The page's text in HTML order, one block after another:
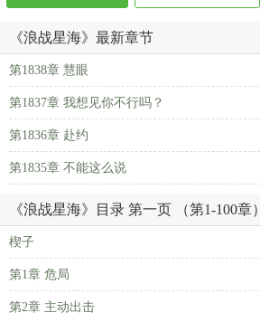
《浪战星海》最新章节
第1838章 慧眼
第1837章 我想见你不行吗？
第1836章 赴约
第1835章 不能这么说
《浪战星海》目录 第一页 （第1-100章）
楔子
第1章 危局
第2章 主动出击